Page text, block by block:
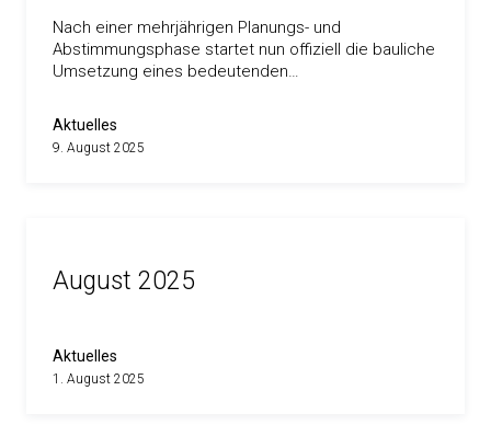
Nach einer mehrjährigen Planungs- und
Abstimmungsphase startet nun offiziell die bauliche
Umsetzung eines bedeutenden…
Aktuelles
9. August 2025
August 2025
Aktuelles
1. August 2025